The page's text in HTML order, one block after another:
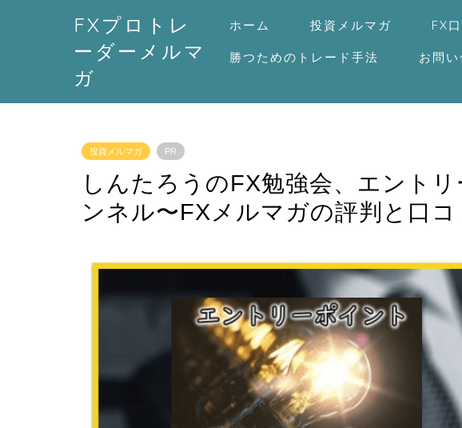
FXプロトレ
ーダーメルマ
ガ
ホーム 投資メルマガ FX
勝つためのトレード手法 お問
投資メルマガ PR
しんたろうのFX勉強会、エント
ンネル〜FXメルマガの評判と口コ